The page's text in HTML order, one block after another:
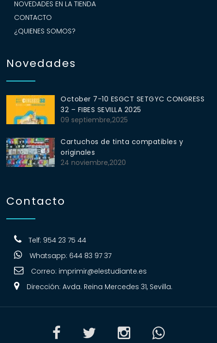
NOVEDADES EN LA TIENDA
CONTACTO
¿QUIENES SOMOS?
Novedades
October 7-10 ESGCT SETGYC CONGRESS
32 – FIBES SEVILLA 2025
09 septiembre,2025
Cartuchos de tinta compatibles y
originales
24 noviembre,2020
Contacto
Telf: 954 23 75 44
Whatsapp: 644 83 97 37
Correo: imprimir@elestudiante.es
Dirección: Avda. Reina Mercedes 31, Sevilla.